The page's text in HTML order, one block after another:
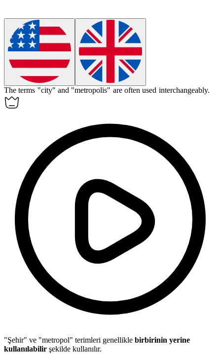
The terms "city" and "metropolis" are often used interchangeably.
"Şehir" ve "metropol" terimleri genellikle birbirinin yerine
kullanılabilir şekilde kullanılır.